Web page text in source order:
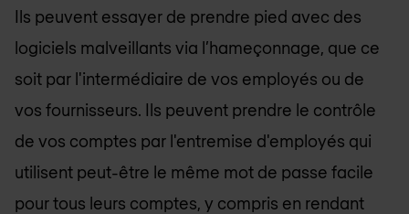
Ils peuvent essayer de prendre pied avec des
logiciels malveillants via l’hameçonnage, que ce
soit par l'intermédiaire de vos employés ou de
vos fournisseurs. Ils peuvent prendre le contrôle
de vos comptes par l'entremise d'employés qui
utilisent peut-être le même mot de passe facile
pour tous leurs comptes, y compris en rendant